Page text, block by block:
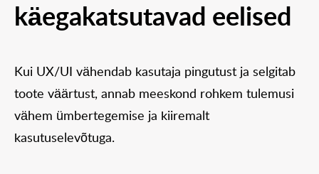
käegakatsutavad eelised
Kui UX/UI vähendab kasutaja pingutust ja selgitab
toote väärtust, annab meeskond rohkem tulemusi
vähem ümbertegemise ja kiiremalt
kasutuselevõtuga.